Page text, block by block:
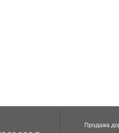
Продажа